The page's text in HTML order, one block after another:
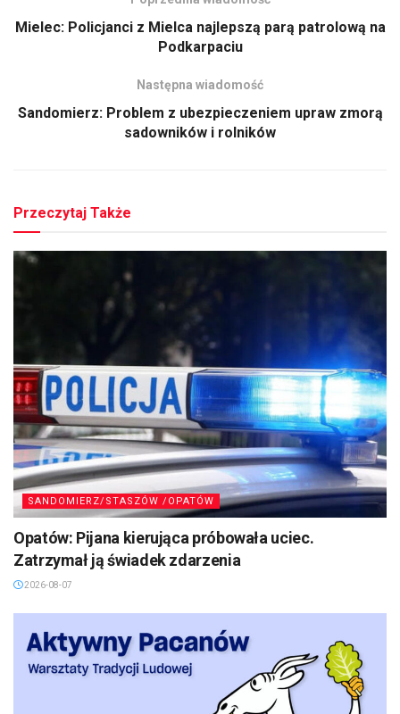
Mielec: Policjanci z Mielca najlepszą parą patrolową na
Podkarpaciu
Następna wiadomość
Sandomierz: Problem z ubezpieczeniem upraw zmorą
sadowników i rolników
Przeczytaj Także
SANDOMIERZ/STASZÓW /OPATÓW
Opatów: Pijana kierująca próbowała uciec.
Zatrzymał ją świadek zdarzenia
2026-08-07